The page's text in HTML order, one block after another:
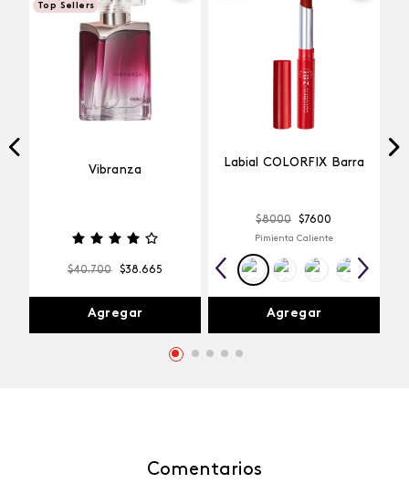
Top Sellers
Vibranza
$40.700 $38.665
Agregar
Labial COLORFIX Barra
$8000 $7600
Pimienta Caliente
Agregar
Comentarios